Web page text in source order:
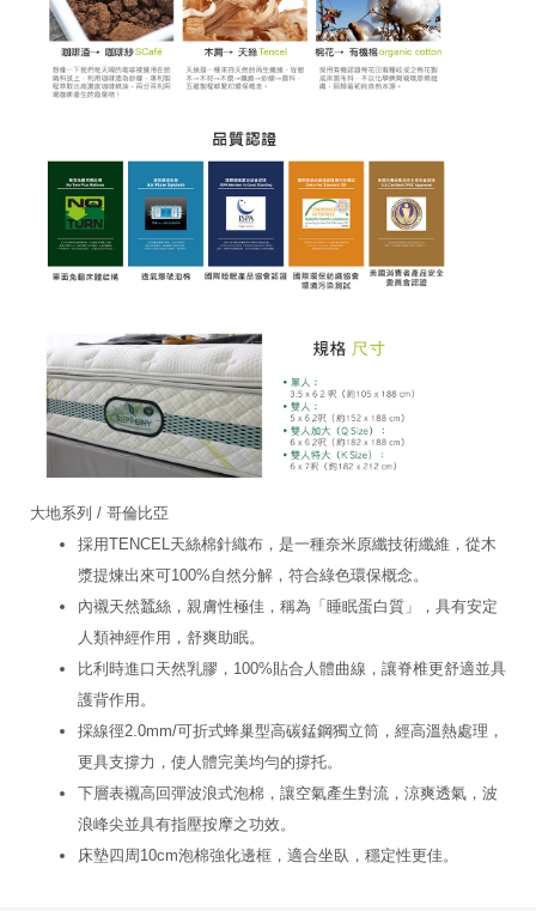
大地系列 / 哥倫比亞
採用TENCEL天絲棉針織布，是一種奈米原纖技術纖維，從木
漿提煉出來可100%自然分解，符合綠色環保概念。
內襯天然蠶絲，親膚性極佳，稱為「睡眠蛋白質」，具有安定
人類神經作用，舒爽助眠。
比利時進口天然乳膠，100%貼合人體曲線，讓脊椎更舒適並具
護背作用。
採線徑2.0mm/可折式蜂巢型高碳錳鋼獨立筒，經高溫熱處理，
更具支撐力，使人體完美均勻的撐托。
下層表襯高回彈波浪式泡棉，讓空氣產生對流，涼爽透氣，波
浪峰尖並具有指壓按摩之功效。
床墊四周10cm泡棉強化邊框，適合坐臥，穩定性更佳。